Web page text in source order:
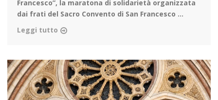
Francesco”, la maratona di solidarietà organizzata
dai frati del Sacro Convento di San Francesco ...
Leggi tutto